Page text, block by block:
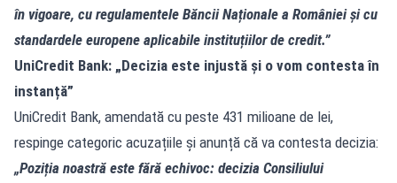
în vigoare, cu regulamentele Băncii Naționale a României și cu
standardele europene aplicabile instituțiilor de credit.”
UniCredit Bank: „Decizia este injustă și o vom contesta în
instanță”
UniCredit Bank, amendată cu peste 431 milioane de lei,
respinge categoric acuzațiile și anunță că va contesta decizia:
„Poziția noastră este fără echivoc: decizia Consiliului